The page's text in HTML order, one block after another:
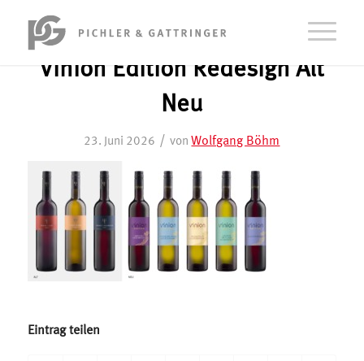
Vinion Edition Redesign Alt
Neu
23. Juni 2026 / von Wolfgang Böhm
Eintrag teilen